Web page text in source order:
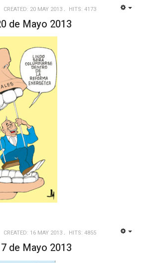
CREATED: 20 MAY 2013 HITS: 4173
de Mayo 2013
CREATED: 16 MAY 2013 HITS: 4855
de Mayo 2013